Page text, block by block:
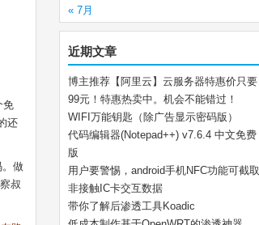
免
还
。做
叔
« 7月
近期文章
博主推荐【阿里云】云服务器特惠价只要
99元！特惠热卖中。机会不能错过！
WIFI万能钥匙（除广告显示密码版）
代码编辑器(Notepad++) v7.6.4 中文免费
版
用户要警惕，android手机NFC功能可截取
非接触IC卡交互数据
带你了解后渗透工具Koadic